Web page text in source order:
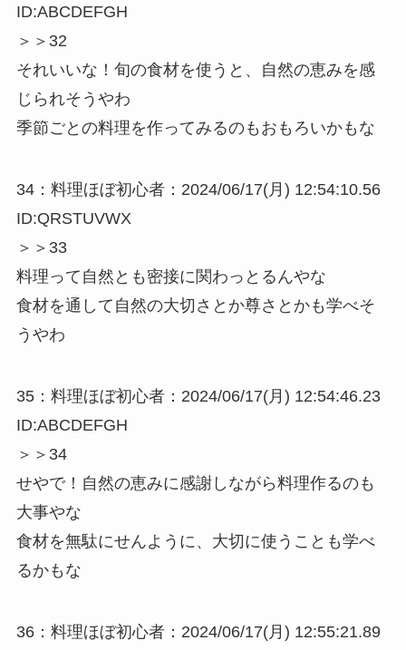
ID:ABCDEFGH
＞＞32
それいいな！旬の食材を使うと、自然の恵みを感
じられそうやわ
季節ごとの料理を作ってみるのもおもろいかもな
34：料理ほぼ初心者：2024/06/17(月) 12:54:10.56
ID:QRSTUVWX
＞＞33
料理って自然とも密接に関わっとるんやな
食材を通して自然の大切さとか尊さとかも学べそ
うやわ
35：料理ほぼ初心者：2024/06/17(月) 12:54:46.23
ID:ABCDEFGH
＞＞34
せやで！自然の恵みに感謝しながら料理作るのも
大事やな
食材を無駄にせんように、大切に使うことも学べ
るかもな
36：料理ほぼ初心者：2024/06/17(月) 12:55:21.89